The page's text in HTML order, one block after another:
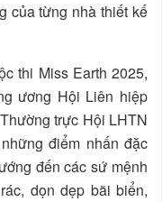
của từng nhà thiết kế
thi Miss Earth 2025,
ương Hội Liên hiệp
trực Hội LHTN
điểm nhấn đặc
đến các sứ mệnh
dọn dẹp bãi biển,